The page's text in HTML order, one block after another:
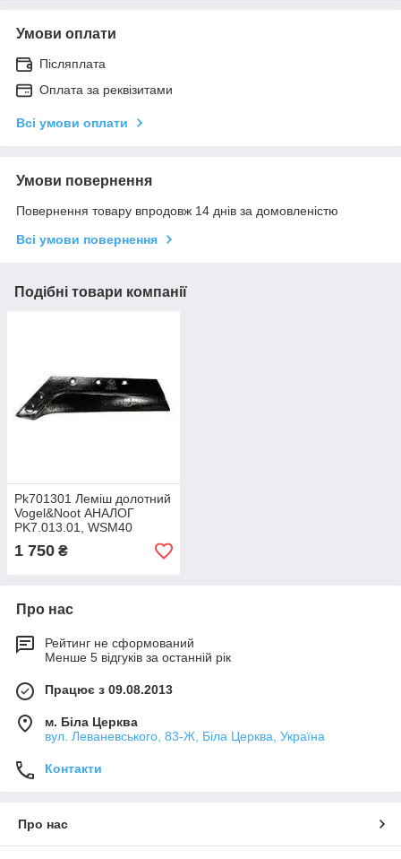
Умови оплати
Післяплата
Оплата за реквізитами
Всі умови оплати
Умови повернення
Повернення товару впродовж 14 днів за домовленістю
Всі умови повернення
Подібні товари компанії
Pk701301 Леміш долотний
Vogel&Noot АНАЛОГ
PK7.013.01, WSM40
1 750 ₴
Про нас
Рейтинг не сформований
Менше 5 відгуків за останній рік
Працює з 09.08.2013
м. Біла Церква
вул. Леваневського, 83-Ж, Біла Церква, Україна
Контакти
Про нас